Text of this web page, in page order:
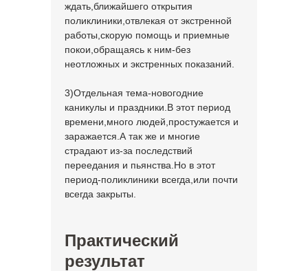
ждать,ближайшего открытия
поликлиники,отвлекая от экстренной
работы,скорую помощь и приемные
покои,обращаясь к ним-без
неотложных и экстренных показаний.
3)Отдельная тема-новогодние
каникулы и праздники.В этот период
времени,много людей,простужается и
заражается.А так же и многие
страдают из-за последствий
переедания и пьянства.Но в этот
период-поликлиники всегда,или почти
всегда закрыты.
Практический
результат